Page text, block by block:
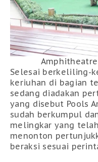
Selesai berkeliling-
keriuhan di bagian
sedang diadakan
yang disebut Pools
sudah berkumpul
melingkar yang
menonton
beraksi sesuai